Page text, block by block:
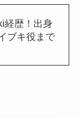
経歴！出身
ブキ役まで